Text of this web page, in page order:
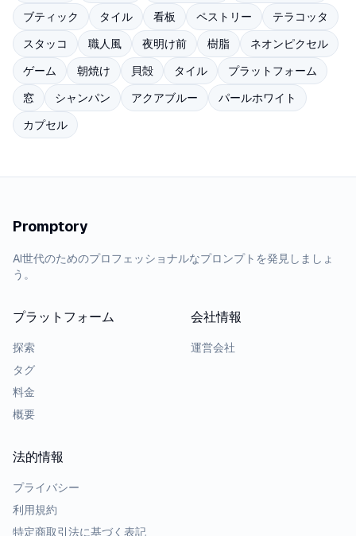
ブティック
タイル 看板 ペストリー
テラコッタ
スタッコ
職人風 夜明け前 樹脂
ネオンピクセル
ゲーム
朝焼け 貝殻 タイル
プラットフォーム
窓
シャンパン アクアブルー
パールホワイト
カプセル
Promptory
AI世代のためのプロフェッショナルなプロンプトを発見しましょ
う。
プラットフォーム
探索
タグ
料金
概要
会社情報
運営会社
法的情報
プライバシー
利用規約
特定商取引法に基づく表記